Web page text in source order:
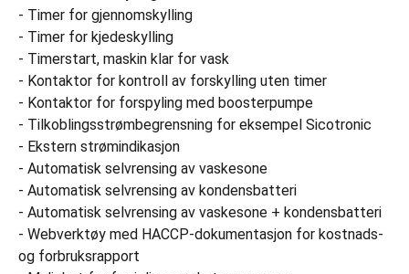
- Timer for gjennomskylling
- Timer for kjedeskylling
- Timerstart, maskin klar for vask
- Kontaktor for kontroll av forskylling uten timer
- Kontaktor for forspyling med boosterpumpe
- Tilkoblingsstrømbegrensning for eksempel Sicotronic
- Ekstern strømindikasjon
- Automatisk selvrensing av vaskesone
- Automatisk selvrensing av kondensbatteri
- Automatisk selvrensing av vaskesone + kondensbatteri
- Webverktøy med HACCP-dokumentasjon for kostnads-
og forbruksrapport